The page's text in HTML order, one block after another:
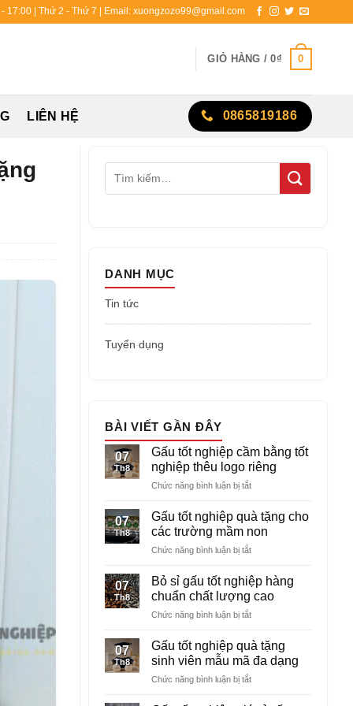
17:00 | Thứ 2 - Thứ 7 | Email: xuongzozo99@gmail.com
GIỎ HÀNG /0₫ 0
LIÊN HỆ 0865819186
DANH MỤC
Tin tức
Tuyển dụng
BÀI VIẾT GẦN ĐÂY
07
Th8
Gấu tốt nghiệp cầm bằng tốt
nghiệp thêu logo riêng
Chức năng bình luận bị tắtở
tốt
nghiệp
cầm
bằng
nghiệp
thêu
riêng
07
Th8
Gấu tốt nghiệp quà tặng cho
các trường mầm non
Chức năng bình luận bị tắtở
tốt
nghiệp
quà
tặng
các
trường
non
07
Th8
Bỏ sỉ gấu tốt nghiệp hàng
chuẩn chất lượng cao
Chức năng bình luận bị tắtở
sỉ
gấu
tốt
nghiệp
07
Th8
Gấu tốt nghiệp quà tặng
sinh viên mẫu mã đa dạng
Chức năng bình luận bị tắtở